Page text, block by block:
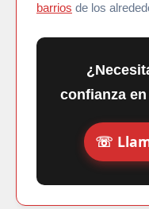
barrios de los
confianza
☏